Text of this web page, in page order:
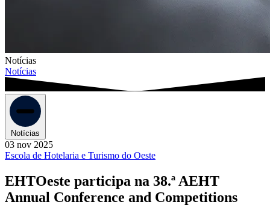
Notícias
Notícias
Notícias
03 nov 2025
Escola de Hotelaria e Turismo do Oeste
EHTOeste participa na 38.ª AEHT
Annual Conference and Competitions